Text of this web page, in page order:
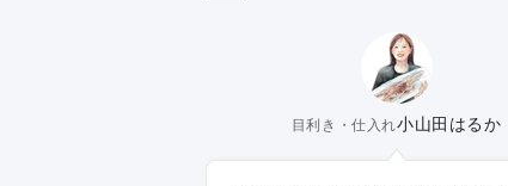
目利き・仕入れ小山田はるか